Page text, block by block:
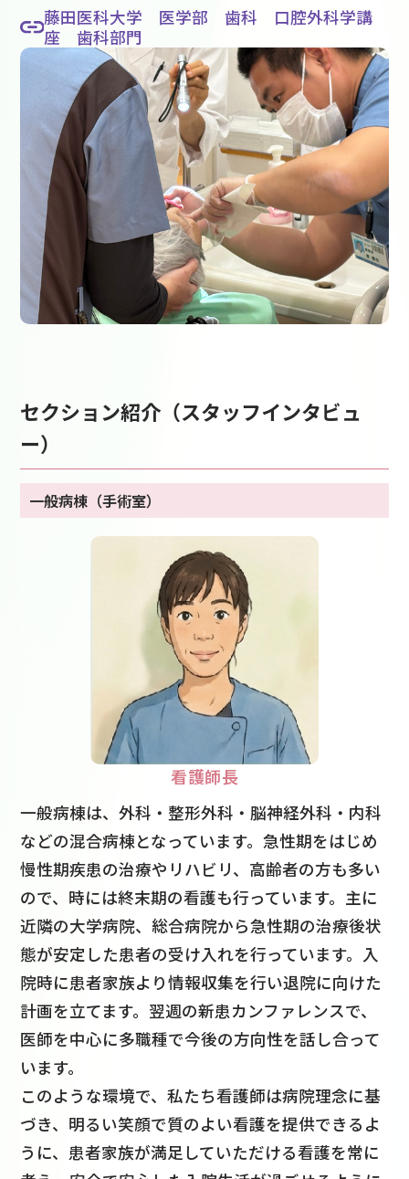
藤田医科大学 医学部 歯科 口腔外科学講
座 歯科部門
セクション紹介（スタッフインタビュ
ー）
一般病棟（手術室）
看護師長
一般病棟は、外科・整形外科・脳神経外科・内科
などの混合病棟となっています。急性期をはじめ
慢性期疾患の治療やリハビリ、高齢者の方も多い
ので、時には終末期の看護も行っています。主に
近隣の大学病院、総合病院から急性期の治療後状
態が安定した患者の受け入れを行っています。入
院時に患者家族より情報収集を行い退院に向けた
計画を立てます。翌週の新患カンファレンスで、
医師を中心に多職種で今後の方向性を話し合って
います。
このような環境で、私たち看護師は病院理念に基
づき、明るい笑顔で質のよい看護を提供できるよ
うに、患者家族が満足していただける看護を常に